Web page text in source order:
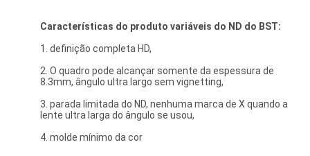
Características do produto variáveis do ND do BST:
1. definição completa HD,
2. O quadro pode alcançar somente da espessura de
8.3mm, ângulo ultra largo sem vignetting,
3. parada limitada do ND, nenhuma marca de X quando a
lente ultra larga do ângulo se usou,
4. molde mínimo da cor